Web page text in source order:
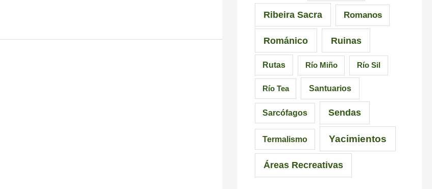
Ribeira Sacra Romanos
Románico Ruinas
Rutas Río Miño Río Sil
Río Tea Santuarios
Sarcófagos Sendas
Termalismo Yacimientos
Áreas Recreativas